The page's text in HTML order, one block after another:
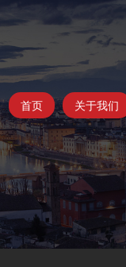
首页 关于我们